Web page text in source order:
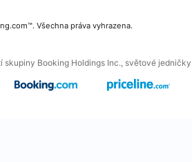
Všechna práva vyhrazena.
skupiny Booking Holdings Inc., světové